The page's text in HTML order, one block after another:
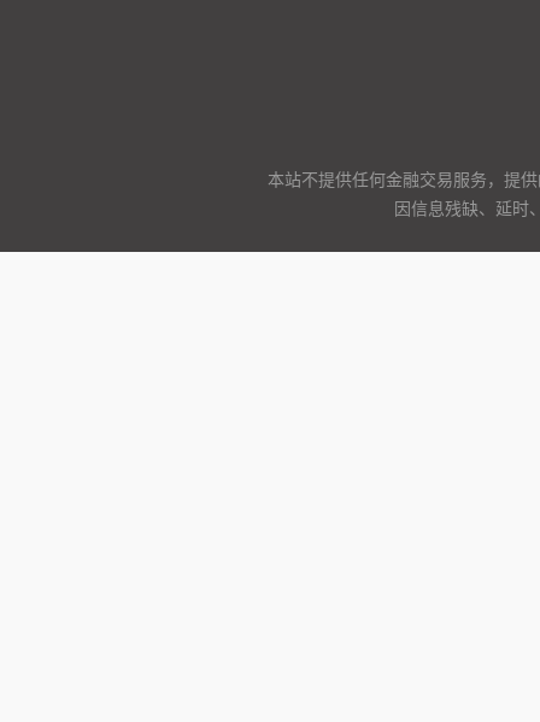
本站不提供任何金融交易服务，提
因信息残缺、延时